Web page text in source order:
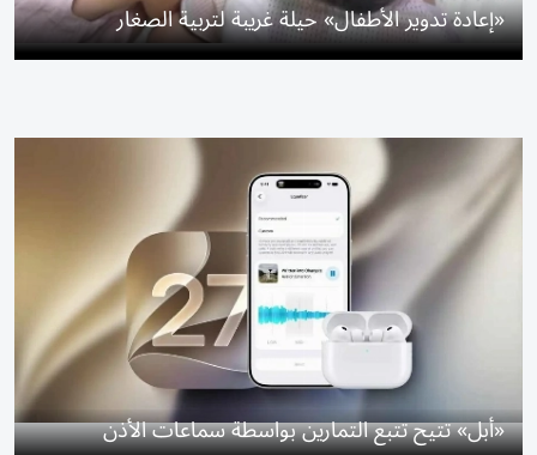
«إعادة تدوير الأطفال» حيلة غريبة لتربية الصغار
«أبل» تتيح تتبع التمارين بواسطة سماعات الأذن